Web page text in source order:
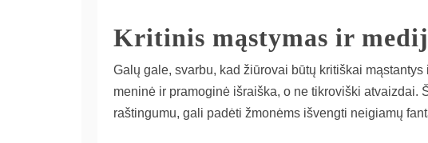
Kritinis mąstymas ir
Galų gale, svarbu, kad žiūrovai būtų kritiškai
meninė ir pramoginė išraiška, o ne tikroviški atvaizdai.
raštingumu, gali padėti žmonėms išvengti neigiamų